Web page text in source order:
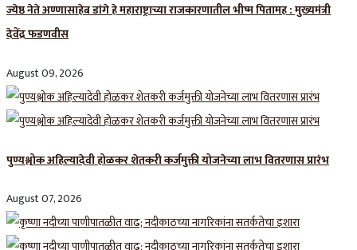
ज्येष्ठ नेते अण्णासाहेब डांगे हे महाराष्ट्राच्या राजकारणातील भीष्म पितामह : मुख्यमंत्री
देवेंद्र फडणवीस
August 09, 2026
पुण्यश्लोक अहिल्यादेवी होळकर शेतकरी कर्जमुक्ती योजनेच्या लाभ वितरणास प्रारंभ
August 07, 2026